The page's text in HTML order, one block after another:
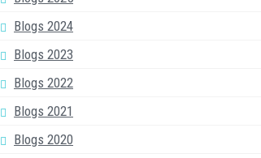
Blogs 2024
Blogs 2023
Blogs 2022
Blogs 2021
Blogs 2020